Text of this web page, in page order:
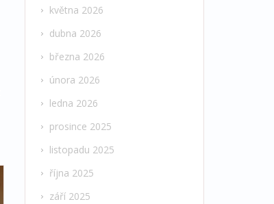
května 2026
dubna 2026
března 2026
února 2026
ledna 2026
prosince 2025
listopadu 2025
října 2025
září 2025